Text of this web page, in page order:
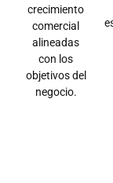
crecimiento
comercial
alineadas
con los
objetivos del
negocio.